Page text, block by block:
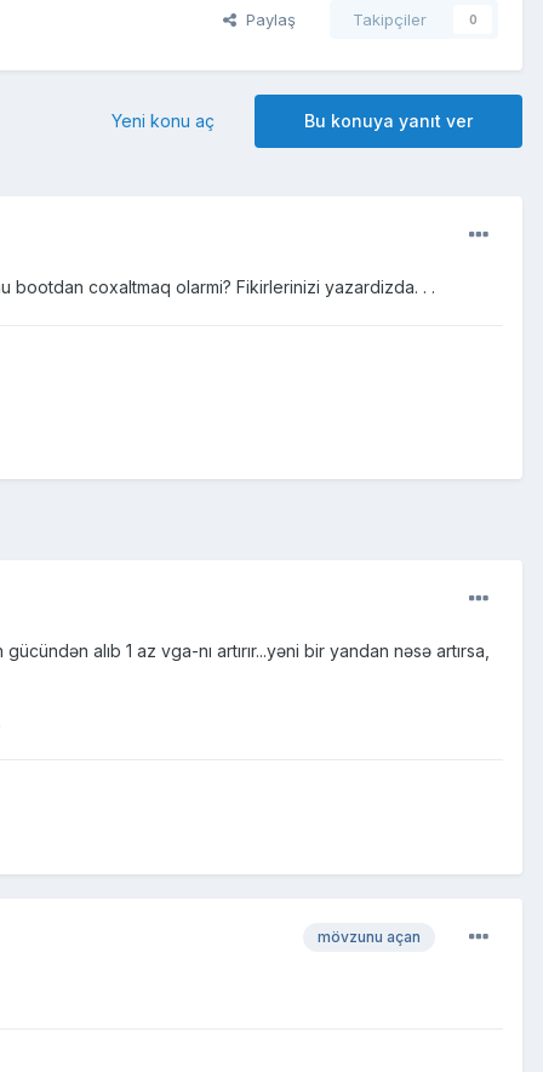
Paylaş Takipçiler 0
Bu konuya yanıt ver
Yeni konu aç
bootdan coxaltmaq olarmi? Fikirlerinizi yazardizda. . .
alıb 1 az vga-nı artırır...yəni bir yandan nəsə artırsa,
mövzunu açan